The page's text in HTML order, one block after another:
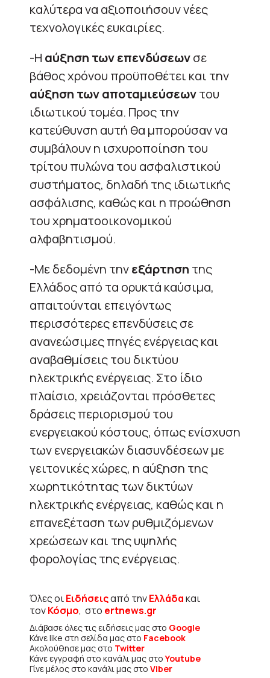
καλύτερα να αξιοποιήσουν νέες
τεχνολογικές ευκαιρίες.
-Η αύξηση των επενδύσεωνσε
βάθος χρόνου προϋποθέτει και την
αύξηση των αποταμιεύσεωντου
ιδιωτικού τομέα. Προς την
κατεύθυνση αυτή θα μπορούσαν να
συμβάλουν η ισχυροποίηση του
τρίτου πυλώνα του ασφαλιστικού
συστήματος, δηλαδή της ιδιωτικής
ασφάλισης, καθώς και η προώθηση
του χρηματοοικονομικού
αλφαβητισμού.
-Με δεδομένη τηνεξάρτηση της
Ελλάδος από τα ορυκτά καύσιμα,
απαιτούνται επειγόντως
περισσότερες επενδύσεις σε
ανανεώσιμες πηγές ενέργειας και
αναβαθμίσεις του δικτύου
ηλεκτρικής ενέργειας. Στο ίδιο
πλαίσιο, χρειάζονται πρόσθετες
δράσεις περιορισμού του
ενεργειακού κόστους, όπως ενίσχυση
των ενεργειακών διασυνδέσεων με
γειτονικές χώρες, η αύξηση της
χωρητικότητας των δικτύων
ηλεκτρικής ενέργειας, καθώς και η
επανεξέταση των ρυθμιζόμενων
χρεώσεων και της υψηλής
φορολογίας της ενέργειας.
Όλες οιΕιδήσειςαπό τηνΕλλάδακαι
τονΚόσμο, στο ertnews.gr
Διάβασε όλες τις ειδήσεις μας στο Google
Κάνε like στη σελίδα μας στο Facebook
Ακολούθησε μας στο Twitter
Κάνε εγγραφή στο κανάλι μας στοYoutube
Γίνε μέλος στο κανάλι μας στο Viber